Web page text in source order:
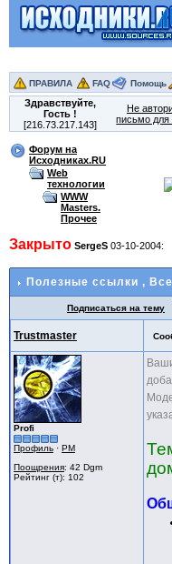
ПРАВИЛА FAQ Помощь
Здравствуйте,
Гость!
[216.73.217.143]
Не
письмо для
Форум на
Исходниках.RU
Web
технологии
WWW
Masters.
Прочее
Закрыто SergeS 03-10-2004:
Полезные ссылки ,
Подписаться на тему
Trustmaster
Profi
Профиль · PM
Поощрения: 42 Dgm
Рейтинг (т): 102